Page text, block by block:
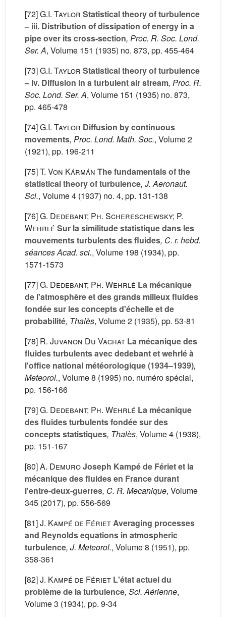
[72]G.I. Taylor Statistical theory of turbulence
– iii. Distribution of dissipation of energy in a
pipe over its cross-section, Proc. R. Soc. Lond.
Ser. A, Volume 151 (1935) no. 873, pp. 455-464
[73]G.I. Taylor Statistical theory of turbulence
– iv. Diffusion in a turbulent air stream, Proc. R.
Soc. Lond. Ser. A, Volume 151 (1935) no. 873,
pp. 465-478
[74]G.I. Taylor Diffusion by continuous
movements, Proc. Lond. Math. Soc., Volume 2
(1921), pp. 196-211
[75]T. Von Kármán The fundamentals of the
statistical theory of turbulence, J. Aeronaut.
Sci., Volume 4 (1937) no. 4, pp. 131-138
[76]G. Dedebant; Ph. Schereschewsky; P.
Wehrlé Sur la similitude statistique dans les
mouvements turbulents des fluides, C. r. hebd.
séances Acad. sci., Volume 198 (1934), pp.
1571-1573
[77]G. Dedebant; Ph. Wehrlé La mécanique
de l'atmosphère et des grands milieux fluides
fondée sur les concepts d'échelle et de
probabilité, Thalès, Volume 2 (1935), pp. 53-81
[78] R. Juvanon Du Vachat La mécanique des
fluides turbulents avec dedebant et wehrlé à
l'office national météorologique (1934–1939),
Meteorol., Volume 8 (1995) no. numéro spécial,
pp. 156-166
[79]G. Dedebant; Ph. Wehrlé La mécanique
des fluides turbulents fondée sur des
concepts statistiques, Thalès, Volume 4 (1938),
pp. 151-167
[80]A. DemuroJoseph Kampé de Fériet et la
mécanique des fluides en France durant
l'entre-deux-guerres, C. R. Mecanique, Volume
345 (2017), pp. 556-569
[81]J. Kampé de FérietAveraging processes
and Reynolds equations in atmospheric
turbulence, J. Meteorol., Volume 8 (1951), pp.
358-361
[82]J. Kampé de Fériet L'état actuel du
problème de la turbulence, Sci. Aérienne,
Volume 3 (1934), pp. 9-34